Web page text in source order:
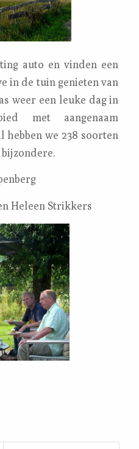
auto en vinden een
in de tuin genieten van
weer een leuke dag in
met aangenaam
hebben we 238 soorten
Heleen Strikkers